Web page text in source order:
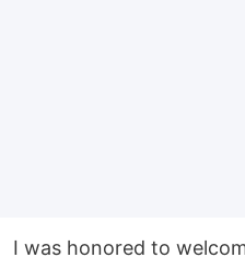
I was honored to